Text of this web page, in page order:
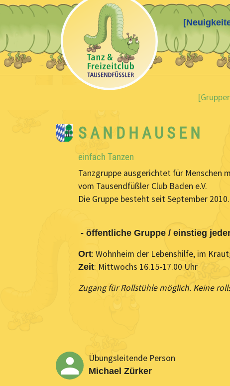
You are here:
S A N D H A U S E N
einfach Tanzen
Tanzgruppe ausgerichtet für Menschen
vom Tausendfüßler Club Baden e.V.
Die Gruppe besteht seit September 2010.
- öffentliche Gruppe / einstieg
Ort: Wohnheim der Lebenshilfe, im
Zeit: Mittwochs 16.15-17.00 Uhr
Zugang für Rollstühle möglich. Keine
Übungsleitende Person
Michael Zürker